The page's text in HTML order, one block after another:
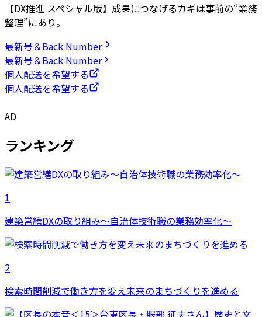
【DX推進 スペシャル版】成果につなげるカギは事前の“業務
整理”にあり。
最新号＆Back Number
最新号＆Back Number
個人配送を希望する
個人配送を希望する
AD
ランキング
1
建築営繕DXの取り組み～自治体技術職の業務効率化～
2
検索時間削減で働き方を変え未来のまちづくりを進める